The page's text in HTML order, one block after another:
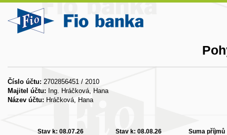
Číslo účtu: 2702856451 / 2010
Majitel účtu: Ing. Hráčková, Hana
Název účtu: Hráčková, Hana
Stav k: 08.07.26 Stav k: 08.08.26
Suma příjmů